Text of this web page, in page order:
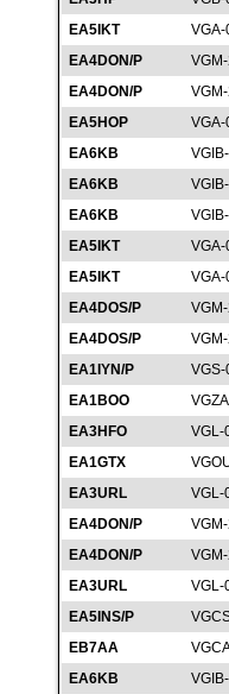
EA5IKT
EA4DON/P
EA4DON/P
EA5HOP
EA6KB
EA6KB
EA6KB
EA5IKT
EA5IKT
EA4DOS/P
EA4DOS/P
EA1IYN/P
EA1BOO
EA3HFO
VGL-
EA1GTX
EA3URL
VGL-
EA4DON/P
EA4DON/P
EA3URL
VGL-
EA5INS/P
EB7AA
EA6KB